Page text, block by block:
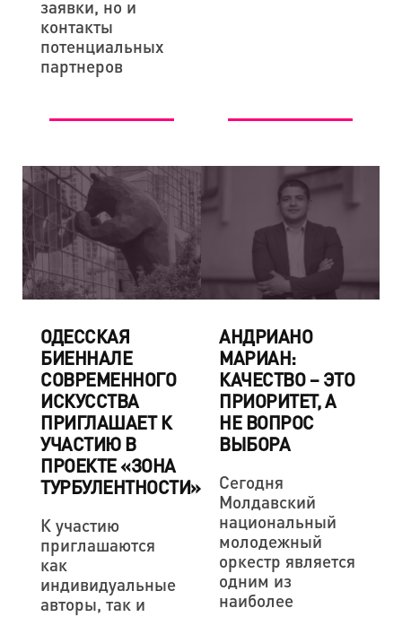
заявки, но и
контакты
потенциальных
партнеров
ОДЕССКАЯ
БИЕННАЛЕ
СОВРЕМЕННОГО
ИСКУССТВА
ПРИГЛАШАЕТ К
УЧАСТИЮ В
ПРОЕКТЕ «ЗОНА
ТУРБУЛЕНТНОСТИ»
К участию
приглашаются
как
индивидуальные
авторы, так и
АНДРИАНО
МАРИАН:
КАЧЕСТВО – ЭТО
ПРИОРИТЕТ, А
НЕ ВОПРОС
ВЫБОРА
Сегодня
Молдавский
национальный
молодежный
оркестр является
одним из
наиболее